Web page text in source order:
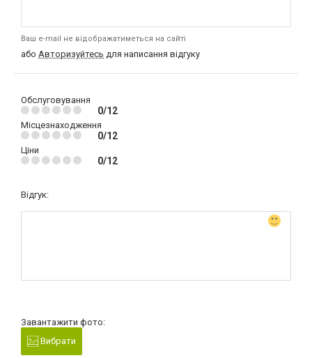
Ваш e-mail не відображатиметься на сайті
або Авторизуйтесь для написання відгуку
Обслуговування
0/12
Місцезнаходження
0/12
Ціни
0/12
Відгук:
Завантажити фото:
Вибрати